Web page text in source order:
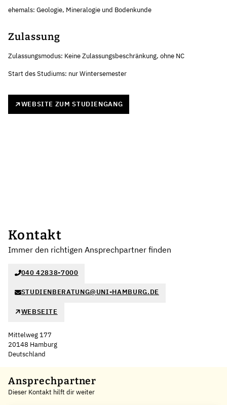
ehemals: Geologie, Mineralogie und Bodenkunde
Zulassung
Zulassungsmodus: Keine Zulassungsbeschränkung, ohne NC
Start des Studiums: nur Wintersemester
WEBSITE ZUM STUDIENGANG
Kontakt
Immer den richtigen Ansprechpartner finden
040 42838-7000
STUDIENBERATUNG@UNI-HAMBURG.DE
WEBSEITE
Mittelweg 177
20148 Hamburg
Deutschland
+
−
Ansprechpartner
Dieser Kontakt hilft dir weiter